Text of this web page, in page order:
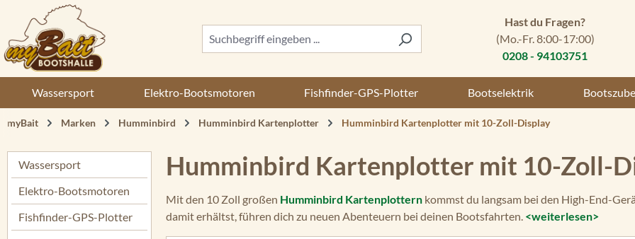
Hauptinhalt springen
Zur Suche springen
Zur Hauptnavigation springen
Hast du Fragen?
(Mo.-Fr. 8:00-17:00)
0208 - 94103751
Wassersport Elektro-Bootsmotoren Fishfinder-GPS-Plotter Bootselektrik
myBait Marken Humminbird Humminbird Kartenplotter Humminbird Kartenplotter mit 10-Zoll-Display
Wassersport
Elektro-Bootsmotoren
Fishfinder-GPS-Plotter
Humminbird Kartenplotter mit 10-Zoll-
Mit den 10 Zoll großen Humminbird Kartenplottern kommst du langsam bei den High-End-
damit erhältst, führen dich zu neuen Abenteuern bei deinen Bootsfahrten. <weiterlesen>